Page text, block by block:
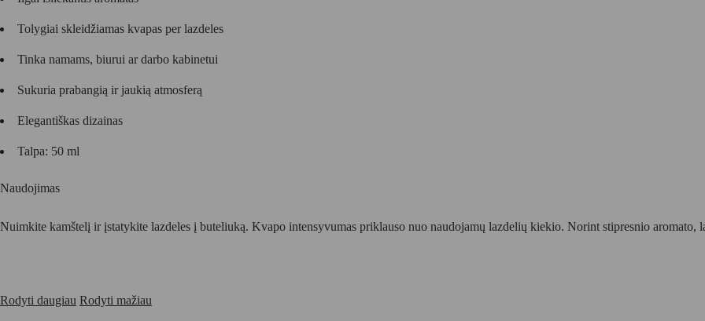
Tolygiai skleidžiamas kvapas per lazdeles
Tinka namams, biurui ar darbo kabinetui
Sukuria prabangią ir jaukią atmosferą
Elegantiškas dizainas
Talpa: 50 ml
Naudojimas
Nuimkite kamštelį ir įstatykite lazdeles į buteliuką. Kvapo intensyvumas priklauso nuo naudojamų lazdelių kiekio. Norint stipresnio aromato,
Rodyti daugiau Rodyti mažiau